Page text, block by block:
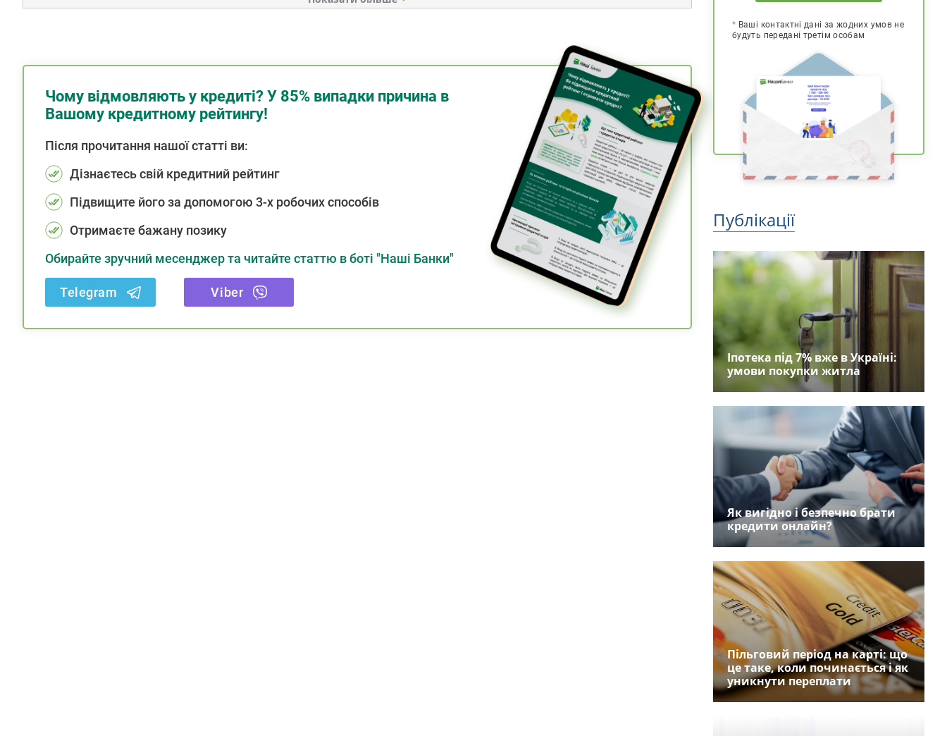
Чому відмовляють у кредиті? У 85% випадки причина в
Вашому кредитному рейтингу!
Після прочитання нашої статті ви:
Дізнаєтесь свій кредитний рейтинг
Підвищите його за допомогою 3-х робочих способів
Отримаєте бажану позику
Обирайте зручний месенджер та читайте статтю в боті "Наші Банки"
Telegram Viber
* Ваші контактні дані за жодних умов не
будуть передані третім особам
Публікації
Іпотека під 7% вже в Україні:
умови покупки житла
Як вигідно і безпечно брати
кредити онлайн?
Пільговий період на карті: що
це таке, коли починається і як
уникнути переплати